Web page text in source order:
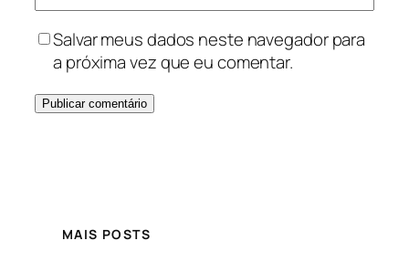
Salvar meus dados neste navegador para
a próxima vez que eu comentar.
MAIS POSTS